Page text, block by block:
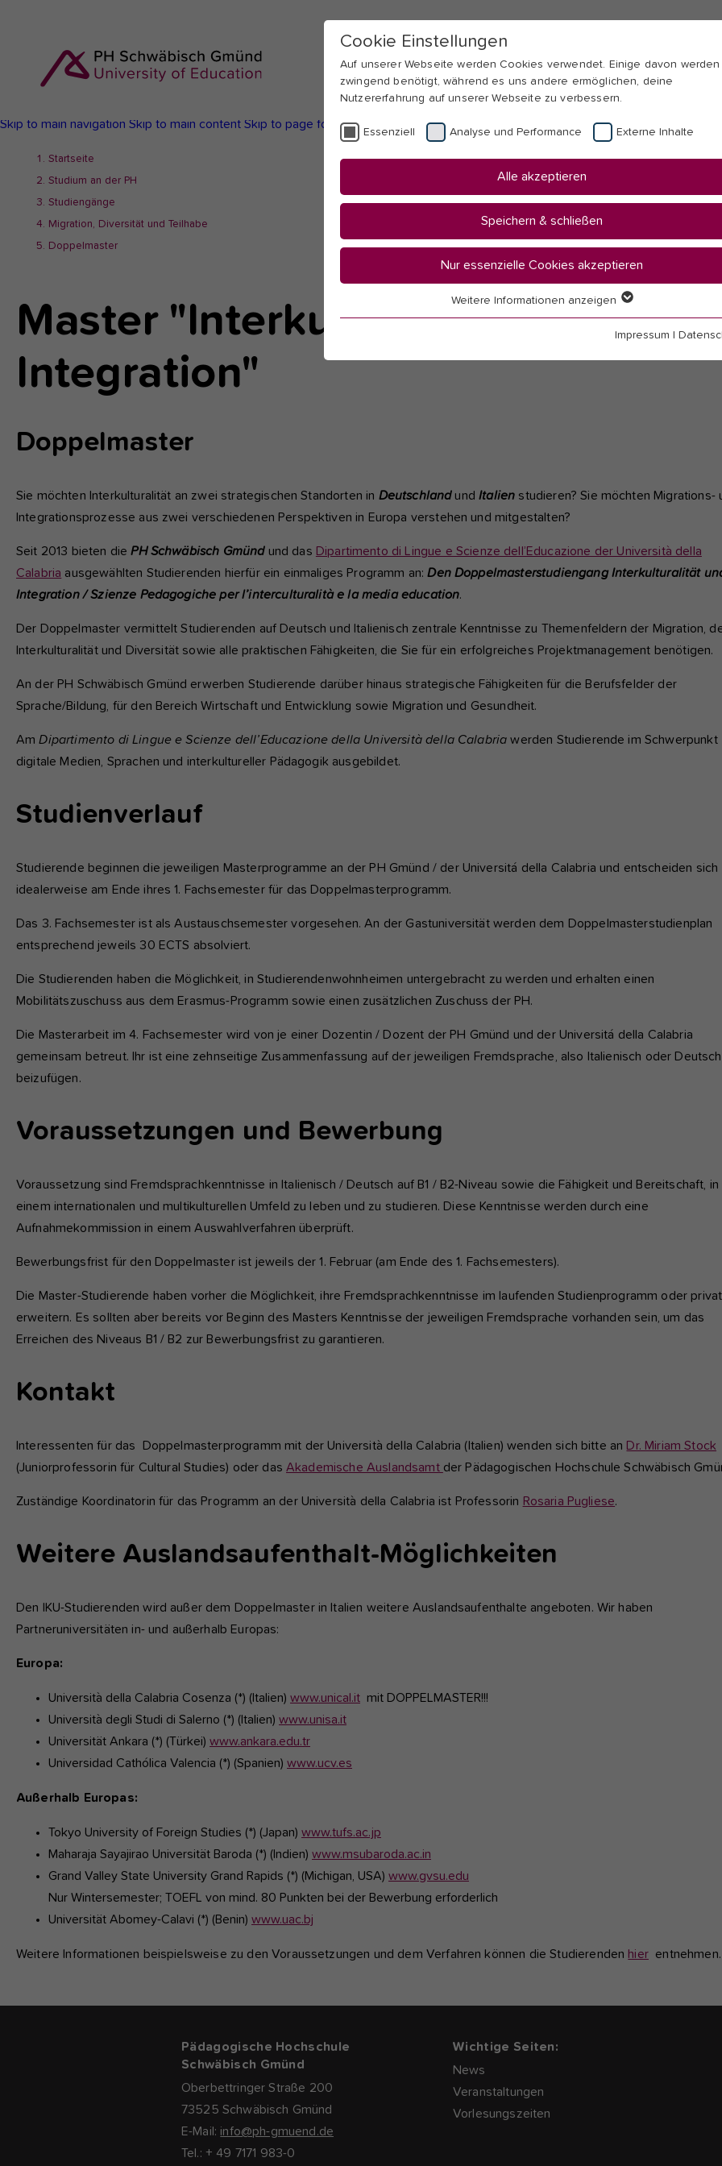
Skip to main navigation Skip to main content Skip to page footer
here:
Startseite
Studium an der PH
Studiengänge
Migration, Diversität und Teilhabe
Doppelmaster
Master "Interkulturalität und
Integration"
Doppelmaster
Sie möchten Interkulturalität an zwei strategischen Standorten in DeutschlandundItalien studieren? Sie möchten Migrations-
Integrationsprozesse aus zwei verschiedenen Perspektiven in Europa verstehen und mitgestalten?
Seit 2013 bieten diePH Schwäbisch Gmündund das Dipartimento di Lingue e Scienze dell’Educazione der Università della
Calabria ausgewählten Studierenden hierfür ein einmaliges Programm an:Den Doppelmasterstudiengang Interkulturalität
Integration / Szienze Pedagogiche per l’interculturalità e la media education.
Der Doppelmaster vermittelt Studierenden auf Deutsch und Italienisch zentrale Kenntnisse zu Themenfeldern der Migration,
Interkulturalität und Diversität sowie alle praktischen Fähigkeiten, die Sie für ein erfolgreiches Projektmanagement benötigen.
An der PH Schwäbisch Gmünd erwerben Studierende darüber hinaus strategische Fähigkeiten für die Berufsfelder der
Sprache/Bildung, für den Bereich Wirtschaft und Entwicklung sowie Migration und Gesundheit.
AmDipartimento di Lingue e Scienze dell’Educazione della Università della Calabria werden Studierende im Schwerpunkt
digitale Medien, Sprachen und interkultureller Pädagogik ausgebildet.
Studienverlauf
Studierende beginnen die jeweiligen Masterprogramme an der PH Gmünd / der Universitá della Calabria und entscheiden sich
idealerweise am Ende ihres 1. Fachsemester für das Doppelmasterprogramm.
Das 3. Fachsemester ist als Austauschsemester vorgesehen. An der Gastuniversität werden dem Doppelmasterstudienplan
entsprechend jeweils 30 ECTS absolviert.
Die Studierenden haben die Möglichkeit, in Studierendenwohnheimen untergebracht zu werden und erhalten einen
Mobilitätszuschuss aus dem Erasmus-Programm sowie einen zusätzlichen Zuschuss der PH.
Die Masterarbeit im 4. Fachsemester wird von je einer Dozentin / Dozent der PH Gmünd und der Universitá della Calabria
gemeinsam betreut. Ihr ist eine zehnseitige Zusammenfassung auf der jeweiligen Fremdsprache, also Italienisch oder
beizufügen.
Voraussetzungen und Bewerbung
Voraussetzung sind Fremdsprachkenntnisse in Italienisch / Deutsch auf B1 / B2-Niveau sowie die Fähigkeit und Bereitschaft, in
einem internationalen und multikulturellen Umfeld zu leben und zu studieren. Diese Kenntnisse werden durch eine
Aufnahmekommission in einem Auswahlverfahren überprüft.
Bewerbungsfrist für den Doppelmaster ist jeweils der 1. Februar (am Ende des 1. Fachsemesters).
Die Master-Studierende haben vorher die Möglichkeit, ihre Fremdsprachkenntnisse im laufenden Studienprogramm oder
erweitern. Es sollten aber bereits vor Beginn des Masters Kenntnisse der jeweiligen Fremdsprache vorhanden sein, um das
Erreichen des Niveaus B1 / B2 zur Bewerbungsfrist zu garantieren.
Kontakt
Interessenten für das Doppelmasterprogramm mit der Università della Calabria (Italien) wenden sich bitte an Dr. Miriam Stock
(Juniorprofessorin für Cultural Studies) oder dasAkademische Auslandsamt der Pädagogischen Hochschule Schwäbisch
Zuständige Koordinatorin für das Programm an der Università della Calabria ist Professorin Rosaria Pugliese.
Weitere Auslandsaufenthalt-Möglichkeiten
Den IKU-Studierenden wird außer dem Doppelmaster in Italien weitere Auslandsaufenthalte angeboten. Wir haben
Partneruniversitäten in- und außerhalb Europas:
Europa:
Università della Calabria Cosenza (*) (Italien) www.unical.it mit DOPPELMASTER!!!
Università degli Studi di Salerno (*) (Italien) www.unisa.it
Universität Ankara (*) (Türkei) www.ankara.edu.tr
Universidad Cathólica Valencia (*) (Spanien) www.ucv.es
Außerhalb Europas:
Tokyo University of Foreign Studies (*) (Japan) www.tufs.ac.jp
Maharaja Sayajirao Universität Baroda (*) (Indien) www.msubaroda.ac.in
Grand Valley State University Grand Rapids (*) (Michigan, USA) www.gvsu.edu
Nur Wintersemester; TOEFL von mind. 80 Punkten bei der Bewerbung erforderlich
Universität Abomey-Calavi (*) (Benin) www.uac.bj
Weitere Informationen beispielsweise zu den Voraussetzungen und dem Verfahren können die Studierenden hierentnehmen.
Pädagogische Hochschule
Schwäbisch Gmünd
Oberbettringer Straße 200
73525 Schwäbisch Gmünd
E-Mail: info@ph-gmuend.de
Tel.: + 49 7171 983-0
Wichtige Seiten:
News
Veranstaltungen
Vorlesungszeiten
Cookie Einstellungen
Auf unserer Webseite werden Cookies verwendet. Einige davon werden
zwingend benötigt, während es uns andere ermöglichen, deine
Nutzererfahrung auf unserer Webseite zu verbessern.
Essenziell Analyse und Performance Externe Inhalte
Alle akzeptieren
Speichern & schließen
Nur essenzielle Cookies akzeptieren
Essenzielle Cookies werden für grundlegende Funktionen der
Laufzeit 1 Jahr
Zweck
Tracking und zugehörige Cookies. Es hilft uns die
Nutzererfahrung der Website zu verbessern.
Externe Inhalte
Wir verwenden auf unserer Website externe Inhalte, um Ihnen
von youtube.
Weitere Informationen anzeigen
Impressum